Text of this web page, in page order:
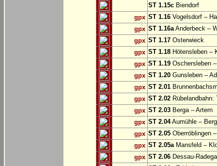
ST 1.15c Biendorf
gpx ST 1.16 Vogelsdorf –
gpx ST 1.16aAnderbeck –
gpx ST 1.17 Osterwieck
gpx ST 1.18 Hötensleben –
gpx ST 1.19 Oschersleben
gpx ST 1.20 Gunsleben –
gpx ST 2.01
gpx ST 2.02
gpx ST 2.03 Berga – Artern
gpx ST 2.04Aumühle –
gpx ST 2.05 Oberröblingen
gpx ST 2.05aMansfeld –
gpx ST 2.06 Dessau-